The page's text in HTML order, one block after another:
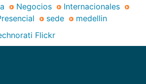
Negocios
Internacionales
sede
medellin
Flickr